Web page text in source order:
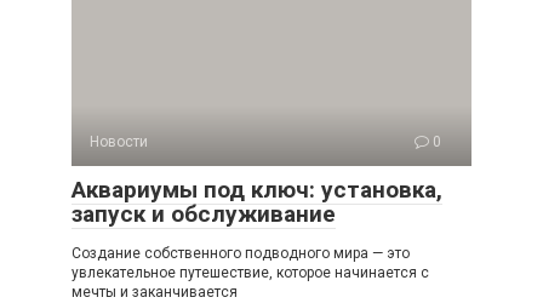
Новости 0
Аквариумы под ключ: установка,
запуск и обслуживание
Создание собственного подводного мира — это
увлекательное путешествие, которое начинается с
мечты и заканчивается